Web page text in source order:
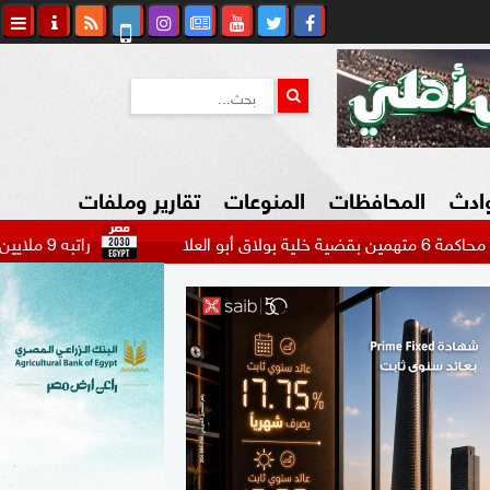
شكاوي المواطن
المحافظات المنوعات
السياحة في مصر
التكنولوجيا
المرأة والأسرة
السيارات
تقارير وملفات
راتبه 9 ملايين دولار.. بيراميدز يتحرك لضم مهاجم الاتحاد السعودي...